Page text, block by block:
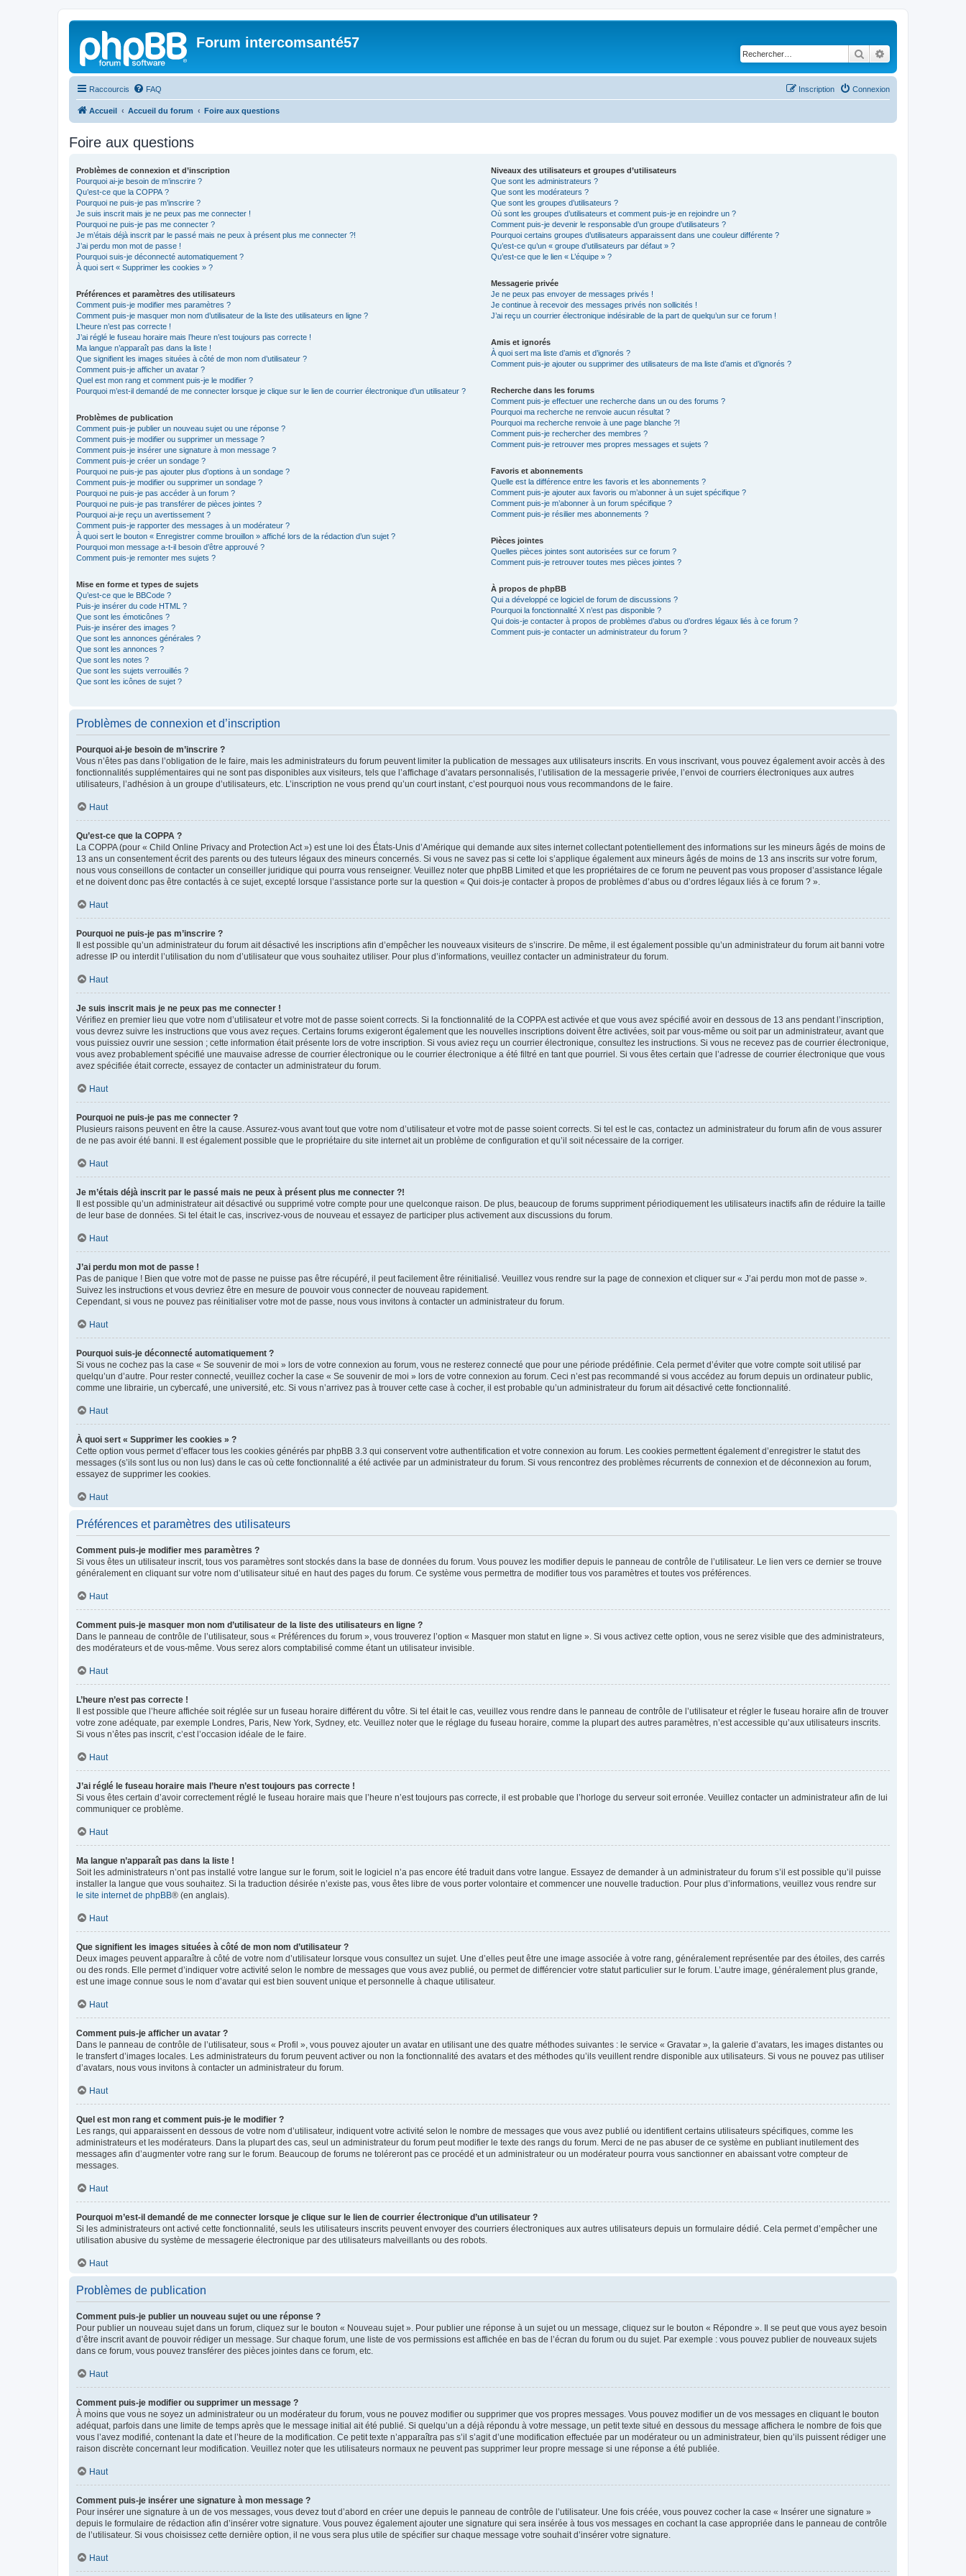
Forum intercomsanté57
Rechercher
Raccourcis FAQ Connexion
Inscription
Accueil Accueil du forum Foire aux questions
Foire aux questions
Problèmes de connexion et d’inscription
Pourquoi ai-je besoin de m’inscrire ?
Qu’est-ce que la COPPA ?
Pourquoi ne puis-je pas m’inscrire ?
Je suis inscrit mais je ne peux pas me connecter !
Pourquoi ne puis-je pas me connecter ?
Je m’étais déjà inscrit par le passé mais ne peux à présent plus me connecter ?!
J’ai perdu mon mot de passe !
Pourquoi suis-je déconnecté automatiquement ?
À quoi sert « Supprimer les cookies » ?
Préférences et paramètres des utilisateurs
Comment puis-je modifier mes paramètres ?
Comment puis-je masquer mon nom d’utilisateur de la liste des utilisateurs en ligne ?
L’heure n’est pas correcte !
J’ai réglé le fuseau horaire mais l’heure n’est toujours pas correcte !
Ma langue n’apparaît pas dans la liste !
Que signifient les images situées à côté de mon nom d’utilisateur ?
Comment puis-je afficher un avatar ?
Quel est mon rang et comment puis-je le modifier ?
Pourquoi m’est-il demandé de me connecter lorsque je clique sur le lien de courrier électronique d’un utilisateur ?
Problèmes de publication
Comment puis-je publier un nouveau sujet ou une réponse ?
Comment puis-je modifier ou supprimer un message ?
Comment puis-je insérer une signature à mon message ?
Comment puis-je créer un sondage ?
Pourquoi ne puis-je pas ajouter plus d’options à un sondage ?
Comment puis-je modifier ou supprimer un sondage ?
Pourquoi ne puis-je pas accéder à un forum ?
Pourquoi ne puis-je pas transférer de pièces jointes ?
Pourquoi ai-je reçu un avertissement ?
Comment puis-je rapporter des messages à un modérateur ?
À quoi sert le bouton « Enregistrer comme brouillon » affiché lors de la rédaction d’un sujet ?
Pourquoi mon message a-t-il besoin d’être approuvé ?
Comment puis-je remonter mes sujets ?
Mise en forme et types de sujets
Qu’est-ce que le BBCode ?
Puis-je insérer du code HTML ?
Que sont les émoticônes ?
Puis-je insérer des images ?
Que sont les annonces générales ?
Que sont les annonces ?
Que sont les notes ?
Que sont les sujets verrouillés ?
Que sont les icônes de sujet ?
Niveaux des utilisateurs et groupes d’utilisateurs
Que sont les administrateurs ?
Que sont les modérateurs ?
Que sont les groupes d’utilisateurs ?
Où sont les groupes d’utilisateurs et comment puis-je en rejoindre un ?
Comment puis-je devenir le responsable d’un groupe d’utilisateurs ?
Pourquoi certains groupes d’utilisateurs apparaissent dans une couleur différente ?
Qu’est-ce qu’un « groupe d’utilisateurs par défaut » ?
Qu’est-ce que le lien « L’équipe » ?
Messagerie privée
Je ne peux pas envoyer de messages privés !
Je continue à recevoir des messages privés non sollicités !
J’ai reçu un courrier électronique indésirable de la part de quelqu’un sur ce forum !
Amis et ignorés
À quoi sert ma liste d’amis et d’ignorés ?
Comment puis-je ajouter ou supprimer des utilisateurs de ma liste d’amis et d’ignorés ?
Recherche dans les forums
Comment puis-je effectuer une recherche dans un ou des forums ?
Pourquoi ma recherche ne renvoie aucun résultat ?
Pourquoi ma recherche renvoie à une page blanche ?!
Comment puis-je rechercher des membres ?
Comment puis-je retrouver mes propres messages et sujets ?
Favoris et abonnements
Quelle est la différence entre les favoris et les abonnements ?
Comment puis-je ajouter aux favoris ou m’abonner à un sujet spécifique ?
Comment puis-je m’abonner à un forum spécifique ?
Comment puis-je résilier mes abonnements ?
Pièces jointes
Quelles pièces jointes sont autorisées sur ce forum ?
Comment puis-je retrouver toutes mes pièces jointes ?
À propos de phpBB
Qui a développé ce logiciel de forum de discussions ?
Pourquoi la fonctionnalité X n’est pas disponible ?
Qui dois-je contacter à propos de problèmes d’abus ou d’ordres légaux liés à ce forum ?
Comment puis-je contacter un administrateur du forum ?
Problèmes de connexion et d’inscription
Pourquoi ai-je besoin de m’inscrire ?
Vous n’êtes pas dans l’obligation de le faire, mais les administrateurs du forum peuvent limiter la publication de messages aux utilisateurs inscrits. En vous inscrivant, vous pouvez également avoir accès à des
fonctionnalités supplémentaires qui ne sont pas disponibles aux visiteurs, tels que l’affichage d’avatars personnalisés, l’utilisation de la messagerie privée, l’envoi de courriers électroniques aux autres
utilisateurs, l’adhésion à un groupe d’utilisateurs, etc. L’inscription ne vous prend qu’un court instant, c’est pourquoi nous vous recommandons de le faire.
Haut
Qu’est-ce que la COPPA ?
La COPPA (pour « Child Online Privacy and Protection Act ») est une loi des États-Unis d’Amérique qui demande aux sites internet collectant potentiellement des informations sur les mineurs âgés de moins de
13 ans un consentement écrit des parents ou des tuteurs légaux des mineurs concernés. Si vous ne savez pas si cette loi s’applique également aux mineurs âgés de moins de 13 ans inscrits sur votre forum,
nous vous conseillons de contacter un conseiller juridique qui pourra vous renseigner. Veuillez noter que phpBB Limited et que les propriétaires de ce forum ne peuvent pas vous proposer d’assistance légale
et ne doivent donc pas être contactés à ce sujet, excepté lorsque l’assistance porte sur la question « Qui dois-je contacter à propos de problèmes d’abus ou d’ordres légaux liés à ce forum ? ».
Haut
Pourquoi ne puis-je pas m’inscrire ?
Il est possible qu’un administrateur du forum ait désactivé les inscriptions afin d’empêcher les nouveaux visiteurs de s’inscrire. De même, il est également possible qu’un administrateur du forum ait banni votre
adresse IP ou interdit l’utilisation du nom d’utilisateur que vous souhaitez utiliser. Pour plus d’informations, veuillez contacter un administrateur du forum.
Haut
Je suis inscrit mais je ne peux pas me connecter !
Vérifiez en premier lieu que votre nom d’utilisateur et votre mot de passe soient corrects. Si la fonctionnalité de la COPPA est activée et que vous avez spécifié avoir en dessous de 13 ans pendant l’inscription,
vous devrez suivre les instructions que vous avez reçues. Certains forums exigeront également que les nouvelles inscriptions doivent être activées, soit par vous-même ou soit par un administrateur, avant que
vous puissiez ouvrir une session ; cette information était présente lors de votre inscription. Si vous aviez reçu un courrier électronique, consultez les instructions. Si vous ne recevez pas de courrier électronique,
vous avez probablement spécifié une mauvaise adresse de courrier électronique ou le courrier électronique a été filtré en tant que pourriel. Si vous êtes certain que l’adresse de courrier électronique que vous
avez spécifiée était correcte, essayez de contacter un administrateur du forum.
Haut
Pourquoi ne puis-je pas me connecter ?
Plusieurs raisons peuvent en être la cause. Assurez-vous avant tout que votre nom d’utilisateur et votre mot de passe soient corrects. Si tel est le cas, contactez un administrateur du forum afin de vous assurer
de ne pas avoir été banni. Il est également possible que le propriétaire du site internet ait un problème de configuration et qu’il soit nécessaire de la corriger.
Haut
Je m’étais déjà inscrit par le passé mais ne peux à présent plus me connecter ?!
Il est possible qu’un administrateur ait désactivé ou supprimé votre compte pour une quelconque raison. De plus, beaucoup de forums suppriment périodiquement les utilisateurs inactifs afin de réduire la taille
de leur base de données. Si tel était le cas, inscrivez-vous de nouveau et essayez de participer plus activement aux discussions du forum.
Haut
J’ai perdu mon mot de passe !
Pas de panique ! Bien que votre mot de passe ne puisse pas être récupéré, il peut facilement être réinitialisé. Veuillez vous rendre sur la page de connexion et cliquer sur « J’ai perdu mon mot de passe ».
Suivez les instructions et vous devriez être en mesure de pouvoir vous connecter de nouveau rapidement.
Cependant, si vous ne pouvez pas réinitialiser votre mot de passe, nous vous invitons à contacter un administrateur du forum.
Haut
Pourquoi suis-je déconnecté automatiquement ?
Si vous ne cochez pas la case « Se souvenir de moi » lors de votre connexion au forum, vous ne resterez connecté que pour une période prédéfinie. Cela permet d’éviter que votre compte soit utilisé par
quelqu’un d’autre. Pour rester connecté, veuillez cocher la case « Se souvenir de moi » lors de votre connexion au forum. Ceci n’est pas recommandé si vous accédez au forum depuis un ordinateur public,
comme une librairie, un cybercafé, une université, etc. Si vous n’arrivez pas à trouver cette case à cocher, il est probable qu’un administrateur du forum ait désactivé cette fonctionnalité.
Haut
À quoi sert « Supprimer les cookies » ?
Cette option vous permet d’effacer tous les cookies générés par phpBB 3.3 qui conservent votre authentification et votre connexion au forum. Les cookies permettent également d’enregistrer le statut des
messages (s’ils sont lus ou non lus) dans le cas où cette fonctionnalité a été activée par un administrateur du forum. Si vous rencontrez des problèmes récurrents de connexion et de déconnexion au forum,
essayez de supprimer les cookies.
Haut
Préférences et paramètres des utilisateurs
Comment puis-je modifier mes paramètres ?
Si vous êtes un utilisateur inscrit, tous vos paramètres sont stockés dans la base de données du forum. Vous pouvez les modifier depuis le panneau de contrôle de l’utilisateur. Le lien vers ce dernier se trouve
généralement en cliquant sur votre nom d’utilisateur situé en haut des pages du forum. Ce système vous permettra de modifier tous vos paramètres et toutes vos préférences.
Haut
Comment puis-je masquer mon nom d’utilisateur de la liste des utilisateurs en ligne ?
Dans le panneau de contrôle de l’utilisateur, sous « Préférences du forum », vous trouverez l’option « Masquer mon statut en ligne ». Si vous activez cette option, vous ne serez visible que des administrateurs,
des modérateurs et de vous-même. Vous serez alors comptabilisé comme étant un utilisateur invisible.
Haut
L’heure n’est pas correcte !
Il est possible que l’heure affichée soit réglée sur un fuseau horaire différent du vôtre. Si tel était le cas, veuillez vous rendre dans le panneau de contrôle de l’utilisateur et régler le fuseau horaire afin de trouver
votre zone adéquate, par exemple Londres, Paris, New York, Sydney, etc. Veuillez noter que le réglage du fuseau horaire, comme la plupart des autres paramètres, n’est accessible qu’aux utilisateurs inscrits.
Si vous n’êtes pas inscrit, c’est l’occasion idéale de le faire.
Haut
J’ai réglé le fuseau horaire mais l’heure n’est toujours pas correcte !
Si vous êtes certain d’avoir correctement réglé le fuseau horaire mais que l’heure n’est toujours pas correcte, il est probable que l’horloge du serveur soit erronée. Veuillez contacter un administrateur afin de lui
communiquer ce problème.
Haut
Ma langue n’apparaît pas dans la liste !
Soit les administrateurs n’ont pas installé votre langue sur le forum, soit le logiciel n’a pas encore été traduit dans votre langue. Essayez de demander à un administrateur du forum s’il est possible qu’il puisse
installer la langue que vous souhaitez. Si la traduction désirée n’existe pas, vous êtes libre de vous porter volontaire et commencer une nouvelle traduction. Pour plus d’informations, veuillez vous rendre sur
le site internet de phpBB® (en anglais).
Haut
Que signifient les images situées à côté de mon nom d’utilisateur ?
Deux images peuvent apparaître à côté de votre nom d’utilisateur lorsque vous consultez un sujet. Une d’elles peut être une image associée à votre rang, généralement représentée par des étoiles, des carrés
ou des ronds. Elle permet d’indiquer votre activité selon le nombre de messages que vous avez publié, ou permet de différencier votre statut particulier sur le forum. L’autre image, généralement plus grande,
est une image connue sous le nom d’avatar qui est bien souvent unique et personnelle à chaque utilisateur.
Haut
Comment puis-je afficher un avatar ?
Dans le panneau de contrôle de l’utilisateur, sous « Profil », vous pouvez ajouter un avatar en utilisant une des quatre méthodes suivantes : le service « Gravatar », la galerie d’avatars, les images distantes ou
le transfert d’images locales. Les administrateurs du forum peuvent activer ou non la fonctionnalité des avatars et des méthodes qu’ils veuillent rendre disponible aux utilisateurs. Si vous ne pouvez pas utiliser
d’avatars, nous vous invitons à contacter un administrateur du forum.
Haut
Quel est mon rang et comment puis-je le modifier ?
Les rangs, qui apparaissent en dessous de votre nom d’utilisateur, indiquent votre activité selon le nombre de messages que vous avez publié ou identifient certains utilisateurs spécifiques, comme les
administrateurs et les modérateurs. Dans la plupart des cas, seul un administrateur du forum peut modifier le texte des rangs du forum. Merci de ne pas abuser de ce système en publiant inutilement des
messages afin d’augmenter votre rang sur le forum. Beaucoup de forums ne toléreront pas ce procédé et un administrateur ou un modérateur pourra vous sanctionner en abaissant votre compteur de
messages.
Haut
Pourquoi m’est-il demandé de me connecter lorsque je clique sur le lien de courrier électronique d’un utilisateur ?
Si les administrateurs ont activé cette fonctionnalité, seuls les utilisateurs inscrits peuvent envoyer des courriers électroniques aux autres utilisateurs depuis un formulaire dédié. Cela permet d’empêcher une
utilisation abusive du système de messagerie électronique par des utilisateurs malveillants ou des robots.
Haut
Problèmes de publication
Comment puis-je publier un nouveau sujet ou une réponse ?
Pour publier un nouveau sujet dans un forum, cliquez sur le bouton « Nouveau sujet ». Pour publier une réponse à un sujet ou un message, cliquez sur le bouton « Répondre ». Il se peut que vous ayez besoin
d’être inscrit avant de pouvoir rédiger un message. Sur chaque forum, une liste de vos permissions est affichée en bas de l’écran du forum ou du sujet. Par exemple : vous pouvez publier de nouveaux sujets
dans ce forum, vous pouvez transférer des pièces jointes dans ce forum, etc.
Haut
Comment puis-je modifier ou supprimer un message ?
À moins que vous ne soyez un administrateur ou un modérateur du forum, vous ne pouvez modifier ou supprimer que vos propres messages. Vous pouvez modifier un de vos messages en cliquant le bouton
adéquat, parfois dans une limite de temps après que le message initial ait été publié. Si quelqu’un a déjà répondu à votre message, un petit texte situé en dessous du message affichera le nombre de fois que
vous l’avez modifié, contenant la date et l’heure de la modification. Ce petit texte n’apparaîtra pas s’il s’agit d’une modification effectuée par un modérateur ou un administrateur, bien qu’ils puissent rédiger une
raison discrète concernant leur modification. Veuillez noter que les utilisateurs normaux ne peuvent pas supprimer leur propre message si une réponse a été publiée.
Haut
Comment puis-je insérer une signature à mon message ?
Pour insérer une signature à un de vos messages, vous devez tout d’abord en créer une depuis le panneau de contrôle de l’utilisateur. Une fois créée, vous pouvez cocher la case « Insérer une signature »
depuis le formulaire de rédaction afin d’insérer votre signature. Vous pouvez également ajouter une signature qui sera insérée à tous vos messages en cochant la case appropriée dans le panneau de contrôle
de l’utilisateur. Si vous choisissez cette dernière option, il ne vous sera plus utile de spécifier sur chaque message votre souhait d’insérer votre signature.
Haut